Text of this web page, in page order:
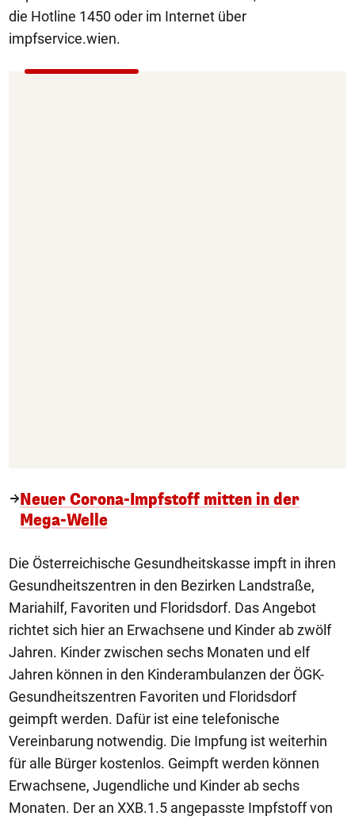
die Hotline 1450 oder im Internet über
impfservice.wien.
Neuer Corona-Impfstoff mitten in der
Mega-Welle
Die Österreichische Gesundheitskasse impft in ihren
Gesundheitszentren in den Bezirken Landstraße,
Mariahilf, Favoriten und Floridsdorf. Das Angebot
richtet sich hier an Erwachsene und Kinder ab zwölf
Jahren. Kinder zwischen sechs Monaten und elf
Jahren können in den Kinderambulanzen der ÖGK-
Gesundheitszentren Favoriten und Floridsdorf
geimpft werden. Dafür ist eine telefonische
Vereinbarung notwendig. Die Impfung ist weiterhin
für alle Bürger kostenlos. Geimpft werden können
Erwachsene, Jugendliche und Kinder ab sechs
Monaten. Der an XXB.1.5 angepasste Impfstoff von